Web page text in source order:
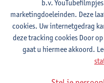
Domein 6.
Beschrijvende statistiek
2E SEM
3studiepunten
Stephan Van
b.v.
marketingdoeleinden. Deze
cookies. Uw internetgedrag
deze tracking cookies Door
gaat u hiermee akkoord.